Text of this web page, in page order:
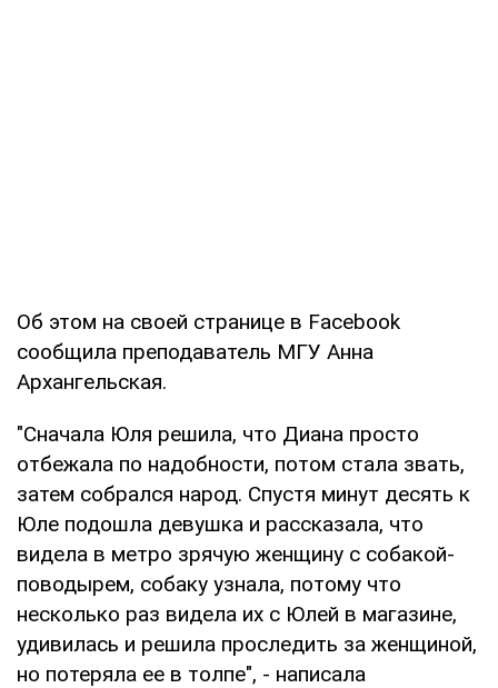
Об этом на своей странице в Facebook
сообщила преподаватель МГУ Анна
Архангельская.
"Сначала Юля решила, что Диана просто
отбежала по надобности, потом стала звать,
затем собрался народ. Спустя минут десять к
Юле подошла девушка и рассказала, что
видела в метро зрячую женщину с собакой-
поводырем, собаку узнала, потому что
несколько раз видела их с Юлей в магазине,
удивилась и решила проследить за женщиной,
но потеряла ее в толпе", - написала